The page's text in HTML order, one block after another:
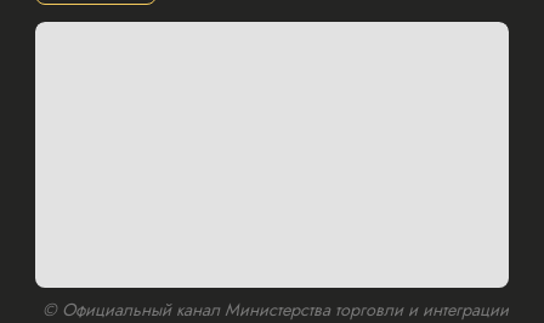
© Официальный канал Министерства торговли и интеграции